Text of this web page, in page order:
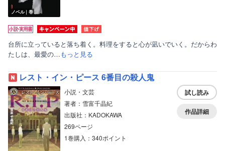
ノベル｜巻
台所に立っていると落ち着く。料理をすると心が凪いでいく。だからわ
たしは、最愛の…もっと見る
レスト・イン・ピース 6番目の殺人鬼
小説・文芸
著者：雪富千晶紀
出版社：KADOKAWA
269ページ
1巻購入：340ポイント
試し読み
作品詳細